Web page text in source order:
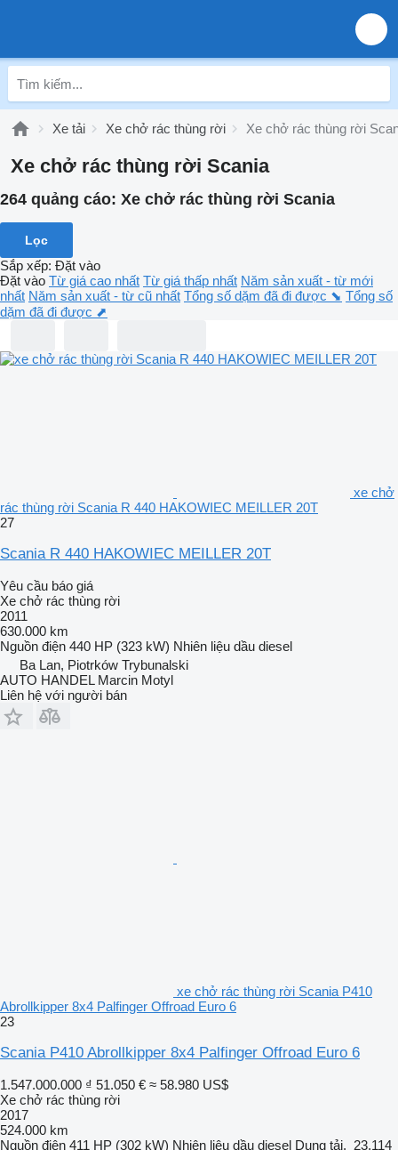
Xe tải Xe chở rác thùng rời Xe chở rác thùng rời
Xe chở rác thùng rời Scania
264 quảng cáo: Xe chở rác thùng rời Scania
Lọc
Sắp xếp: Đặt vào
Đặt vào Từ giá cao nhất Từ giá thấp nhất Năm sản xuất - từ mới
nhất Năm sản xuất - từ cũ nhất Tổng số dặm đã đi được ⬊ Tổng số
dặm đã đi được ⬈
xe chở
rác thùng rời Scania R 440 HAKOWIEC MEILLER 20T
27
Scania R 440 HAKOWIEC MEILLER 20T
Yêu cầu báo giá
Xe chở rác thùng rời
2011
630.000 km
Nguồn điện 440 HP (323 kW) Nhiên liệu dầu diesel
Ba Lan, Piotrków Trybunalski
AUTO HANDEL Marcin Motyl
Liên hệ với người bán
xe chở rác thùng rời Scania P410
Abrollkipper 8x4 Palfinger Offroad Euro 6
23
Scania P410 Abrollkipper 8x4 Palfinger Offroad Euro 6
1.547.000.000 ₫ 51.050 € ≈ 58.980 US$
Xe chở rác thùng rời
2017
524.000 km
Nguồn điện 411 HP (302 kW) Nhiên liệu dầu diesel Dung tải. 23.114